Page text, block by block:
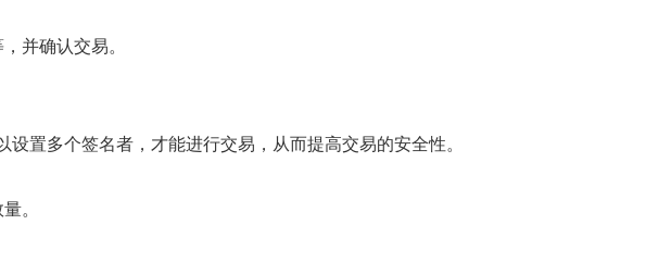
并确认交易。
置多个签名者，才能进行交易，从而提高交易的安全性。
。